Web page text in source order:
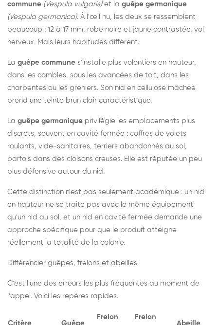
commune (Vespula vulgaris)et la guêpe germanique
(Vespula germanica). À l'œil nu, les deux se ressemblent
beaucoup : 12 à 17 mm, robe noire et jaune contrastée, vol
nerveux. Mais leurs habitudes diffèrent.
La guêpe commune s'installe plus volontiers en hauteur,
dans les combles, sous les avancées de toit, dans les
charpentes ou les greniers. Son nid en cellulose mâchée
prend une teinte brun clair caractéristique.
La guêpe germanique privilégie les emplacements plus
discrets, souvent en cavité fermée : coffres de volets
roulants, vide-sanitaires, terriers abandonnés au sol,
parfois dans des cloisons creuses. Elle est réputée un peu
plus défensive autour du nid.
Cette distinction n'est pas seulement académique : un nid
en hauteur ne se traite pas avec le même équipement
qu'un nid au sol, et un nid en cavité fermée demande une
approche spécifique pour que le produit atteigne
réellement la totalité de la colonie.
Différencier guêpes, frelons et abeilles
C'est l'une des erreurs les plus fréquentes au moment de
l'appel. Voici les repères rapides.
Critère Guêpe
Frelon
Frelon
Abeille